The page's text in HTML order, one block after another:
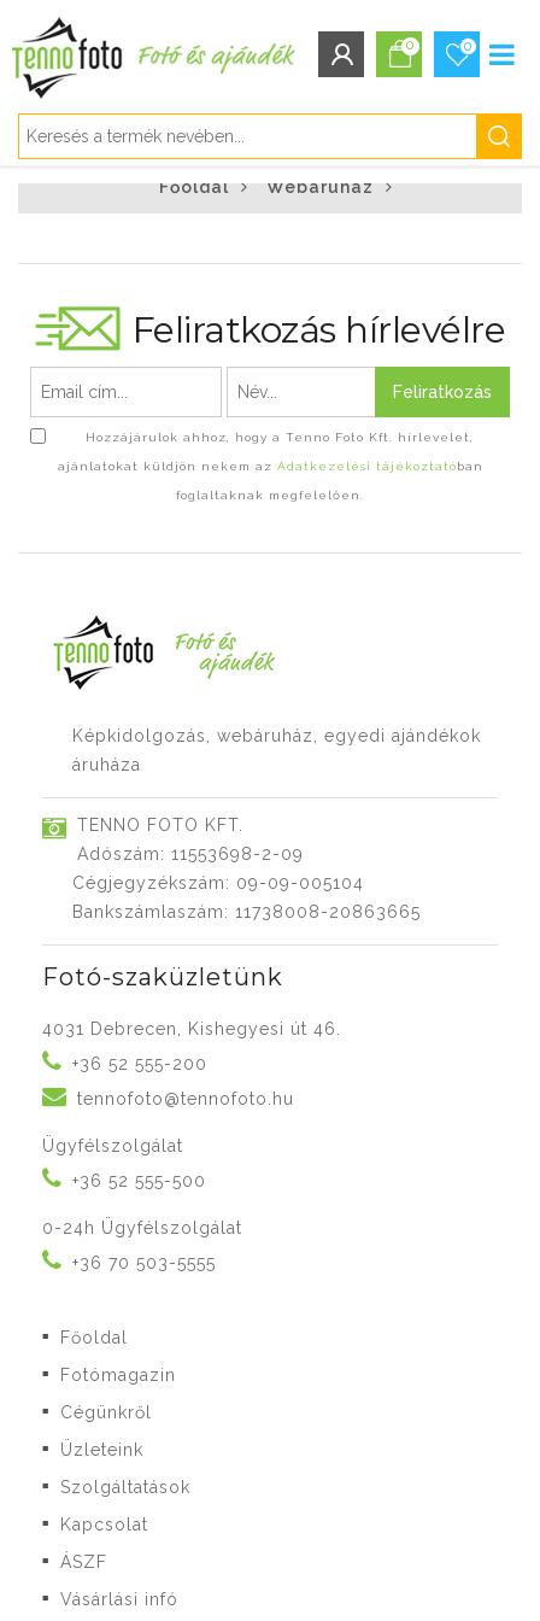
0 0
Főoldal Webáruház
Feliratkozás hírlevélre
Feliratkozás
Hozzájárulok ahhoz, hogy a Tenno Foto Kft. hírlevelet,
ajánlatokat küldjön nekem az Adatkezelési tájékoztatóban
foglaltaknak megfelelően.
Képkidolgozás, webáruház, egyedi ajándékok
áruháza
TENNO FOTO KFT.
Adószám: 11553698-2-09
Cégjegyzékszám: 09-09-005104
Bankszámlaszám: 11738008-20863665
Fotó-szaküzletünk
4031 Debrecen, Kishegyesi út 46.
+36 52 555-200
tennofoto@tennofoto.hu
Ügyfélszolgálat
+36 52 555-500
0-24h Ügyfélszolgálat
+36 70 503-5555
■ Főoldal
■ Fotómagazin
■ Cégünkről
■ Üzleteink
■ Szolgáltatások
■ Kapcsolat
■ ÁSZF
■ Vásárlási infó